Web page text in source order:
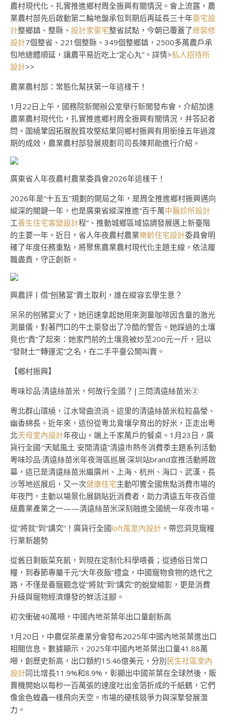
農村現代化、扎實推進鄉村周全振興有關情況。會上流露，農
業農村部先后啟動第二輪地盤承包到期后再延長三十年豪宅設
計整鄉鎮、整縣、 設計家豪宅整省試點，今朝已覆蓋了綠裝修
設計7個整省、221個整縣、349個整鄉鎮，2500多萬農戶承
包地總體順延，讓農平易近吃上“定心丸”。詳情>私人招待所
設計>>
農業農村部：常態化幫扶第一年這樣干！
1月22日上午，國務院新聞辦公室舉行新聞發布會，介紹加速
農業農村現代化，扎實推進鄉村周全振興有關情況，并答記者
問。圍繞鞏固拓展脫貧攻堅結果同鄉村振興有用銜接五年過渡
期的成效，農業農村部發展規劃司司長陳邦勛進行介紹。
廣東省人年夜農村農業委員會2026年這樣干！
2026年是“十五五”規劃的開局之年，是周全推進鄉村振興邁向
縱深的關鍵一年，也是廣東省縱深推進“百千萬中醫診所設計
工養生住宅客變設計程”、推動城鄉區域協調發展邁上新臺階
的主要一年。近日，省人年夜農村農業樂齡住宅設計委員會明
確了年度任務重點，將聚焦農業農村現代化主題主線，依法履
職盡責，守正創新。
興農評丨借“刨豬宴”賣土取利，誰在縱容玄學生意？
呆呆的刨豬宴火了，她迅速拿起她用來測量咖啡因含量的激光
測量儀，對著門口的牛土豪發出了冷酷的警告。她踩過的土壤
竟也“貴”了起來：她家門前的土壤竟被炒至200元一斤，冠以
“發財土”“轉運泥”之名，在二手平臺公開叫賣。
【鄉村振興】
粵味珍品·清遠絲苗米，何故行全國？|三問清遠絲苗米②
粵北群山環繞，江水彎曲流淌。這里的清遠絲苗米粒粒晶瑩、
幽香綿長。近年來，這份從粵北膏壤孕育出的好米，正走出粵
北天母室內設計年夜山，端上千家萬戶的餐桌。1月23日，廣
貨行全國·“天賦風土 安閒清遠”清遠市熱冬消費季主題系列活動
粵味珍品·清遠絲苗米年夜灣區巡展·深圳站brand宣推活動將啟
幕，這已是清遠絲苗米繼廣州、上海、杭州、海口、武漢、長
沙等地巡展后，又一次健康住宅主動叩響全國焦點消費市場的
年夜門，主動以場景化展銷貼近消費者，助力清遠五年夜百億
級農業產業之一——清遠絲苗米深刻融進全國統一年夜市場。
從“將就”到“講究”！廣貨行全國loft風室內設計 ，帶您洞見寵糧
行業新趨勢
從舊日剩飯菜充飢，到現在定制化科學喂養；從通俗日常口
糧，到春節專屬千元“大年夜飯”禮盒，中國寵物食物的迭代之
路，不僅是養寵觀念從“將就”到“講究”的蛻變縮影，更是消費
升級與寵物經濟爆發的鮮活注腳。
初次衝破40萬噸，中國內地茶葉年出口量創新高
1月20日，中農促茶產業分會發布2025年中國內地茶葉進出口
相關信息。數據顯示，2025年中國內地茶葉出口量41.88萬
噸，創歷史新高，出口額約15.46億美元，分別民生社區室內
設計同比增長11.9%和8.9%，彰顯出中國茶葉在全球然後，販
賣機開始以每秒一百萬張的速度吐出金箔折成的千紙鶴，它們
像金色蝗蟲一樣飛向天空。市場的硬核競爭力與深摯發展潛
力。